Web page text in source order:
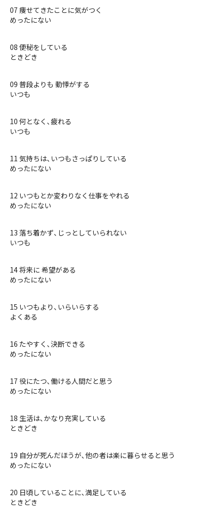
07 痩せてきたことに気がつく
めったにない
08 便秘をしている
ときどき
09 普段よりも 動悸がする
いつも
10 何となく、疲れる
いつも
11 気持ちは、いつもさっぱりしている
めったにない
12 いつもとか変わりなく仕事をやれる
めったにない
13 落ち着かず、じっとしていられない
いつも
14 将来に 希望がある
めったにない
15 いつもより、いらいらする
よくある
16 たやすく、決断できる
めったにない
17 役にたつ、働ける人間だと思う
めったにない
18 生活は、かなり充実している
ときどき
19 自分が死んだほうが、他の者は楽に暮らせると思う
めったにない
20 日頃していることに、満足している
ときどき